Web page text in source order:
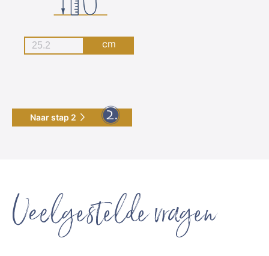
cm
Naar stap 2
Veelgestelde vragen